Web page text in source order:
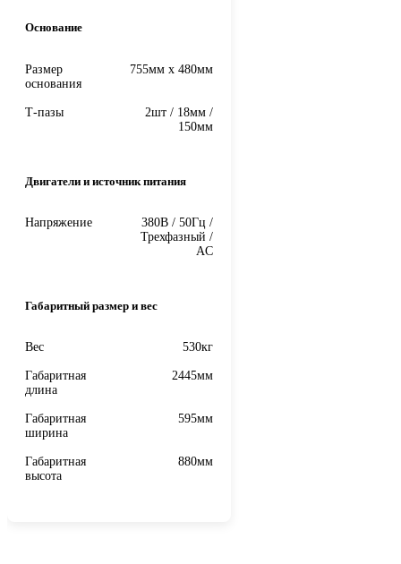
Основание
Размер
основания
755мм x 480мм
Т-пазы
2шт / 18мм /
150мм
Двигатели и источник питания
Напряжение
380В / 50Гц /
Трехфазный /
AC
Габаритный размер и вес
Вес 530кг
Габаритная
длина
2445мм
Габаритная
ширина
595мм
Габаритная
высота
880мм